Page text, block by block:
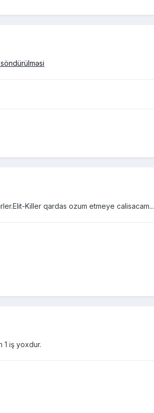
Killer qardas ozum etmeye calisacam...
1 iş yoxdur.